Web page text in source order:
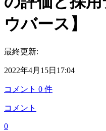
ウバース】
最終更新:
2022年4月15日17:04
コメント 0 件
コメント
0